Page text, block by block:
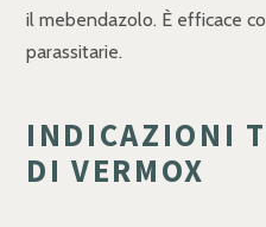
il mebendazolo. È efficace
parassitarie.
INDICAZIONI
DI VERMOX